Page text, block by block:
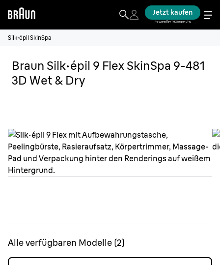
Jetzt kaufen
Powered by THG Ingenuity
Silk·épil SkinSpa
Braun Silk·épil 9 Flex SkinSpa 9-481
3D Wet & Dry
Alle verfügbaren Modelle (2)